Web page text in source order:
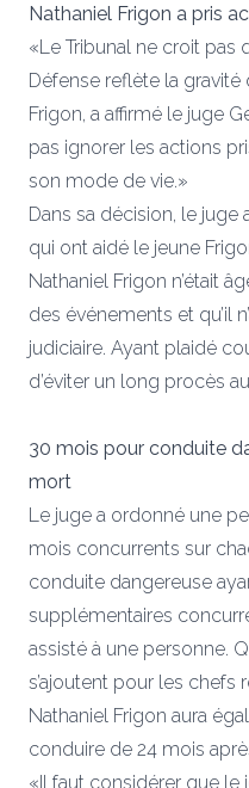
Nathaniel Frigon a pris
«Le Tribunal ne croit pas
Défense reflète la
Frigon, a affirmé le juge
pas ignorer les actions
son mode de vie.»
Dans sa décision, le
qui ont aidé le jeune
Nathaniel Frigon n’était
des événements et qu’il
judiciaire. Ayant plaidé
d’éviter un long procès
30 mois pour conduite
mort
Le juge a ordonné une
mois concurrents sur
conduite dangereuse
supplémentaires
assisté à une personne.
s’ajoutent pour les chefs
Nathaniel Frigon aura
conduire de 24 mois
«Il faut considérer que le